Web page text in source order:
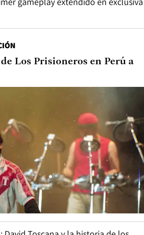
Los Prisioneros en Perú a